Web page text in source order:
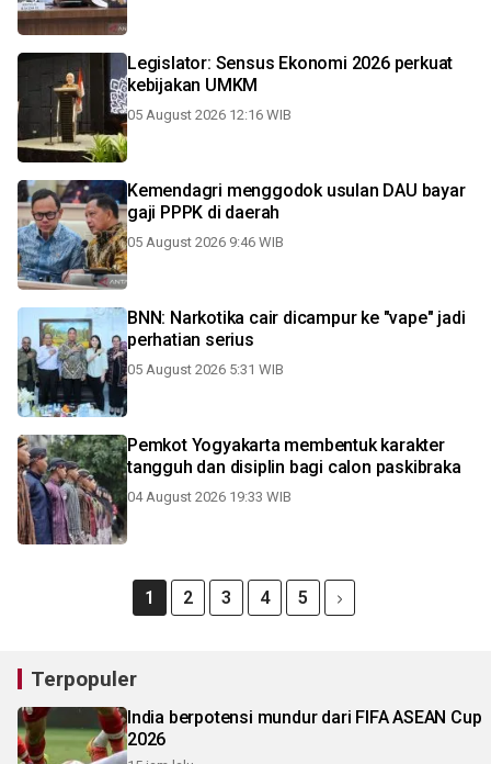
Legislator: Sensus Ekonomi 2026 perkuat
kebijakan UMKM
05 August 2026 12:16 WIB
Kemendagri menggodok usulan DAU bayar
gaji PPPK di daerah
05 August 2026 9:46 WIB
BNN: Narkotika cair dicampur ke "vape" jadi
perhatian serius
05 August 2026 5:31 WIB
Pemkot Yogyakarta membentuk karakter
tangguh dan disiplin bagi calon paskibraka
04 August 2026 19:33 WIB
1 2 3 4 5
Terpopuler
India berpotensi mundur dari FIFA ASEAN Cup
2026